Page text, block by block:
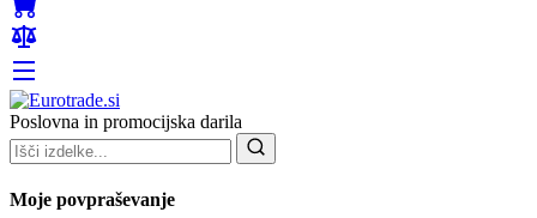
Poslovna in promocijska darila
Moje povpraševanje